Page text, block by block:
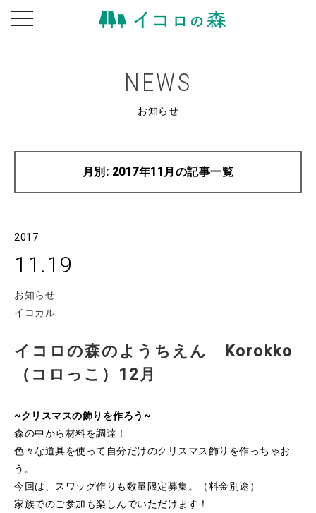
toggle
navigation
NEWS
お知らせ
月別: 2017年11月の記事一覧
2017
11.19
お知らせ
イコカル
イコロの森のようちえん Korokko
（コロっこ）12月
~クリスマスの飾りを作ろう~
森の中から材料を調達！
色々な道具を使って自分だけのクリスマス飾りを作っちゃお
う。
今回は、スワッグ作りも数量限定募集。（料金別途）
家族でのご参加も楽しんでいただけます！